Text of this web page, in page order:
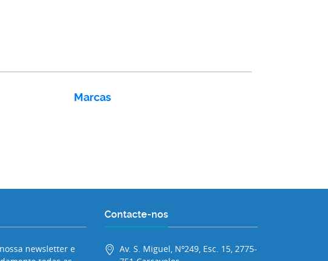
Marcas
newsletter e
Contacte-nos
Av. S. Miguel, Nº249, Esc. 15, 2775-